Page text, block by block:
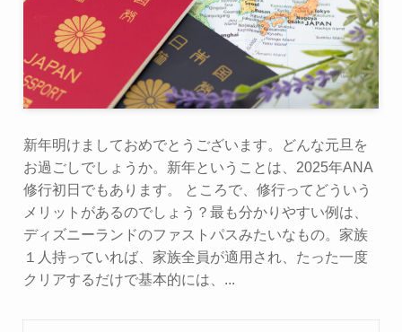
新年明けましておめでとうございます。どんな元旦を
お過ごしでしょうか。新年ということは、2025年ANA
修行初日でもあります。 ところで、修行ってどういう
メリットがあるのでしょう？最も分かりやすい例は、
ディズニーランドのファストパスみたいなもの。家族
１人持っていれば、家族全員が適用され、たった一度
クリアするだけで基本的には、...